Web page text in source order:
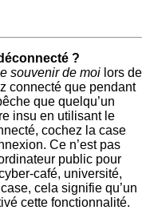
?
souvenir de moi lors de
connecté que pendant
que quelqu’un
insu en utilisant le
cochez la case
Ce n’est pas
public pour
café, université,
cela signifie qu’un
cette fonctionnalité.